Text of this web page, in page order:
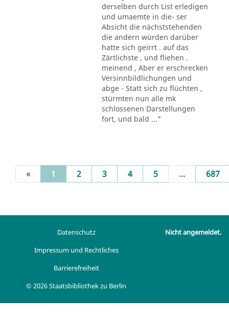
derselben durch List erledigen
und umaemte in die- ser
Absicht die nächststehenden
die andern würden darüber
hatte sich geirrt . auf das
Zärtlichste , und fliehen .
meinend , Aber er erschrecken
Versinnbildlichungen und
abge - Statt sich zu flüchten ,
stürmten nun alle mk
schlossenen Darstellungen
fort, und bald ..."
« 1 (current)
2 3 4 5 ... 687
Datenschutz
Impressum und Rechtliches
Barrierefreiheit
© 2026 Staatsbibliothek zu Berlin
Nicht angemeldet.